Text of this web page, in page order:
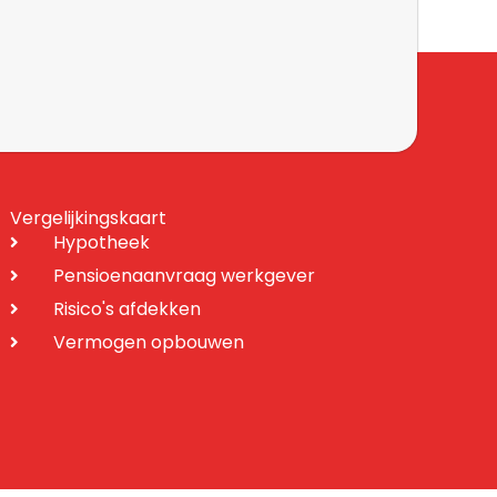
Vergelijkingskaart
Hypotheek
Pensioenaanvraag werkgever
Risico's afdekken
Vermogen opbouwen